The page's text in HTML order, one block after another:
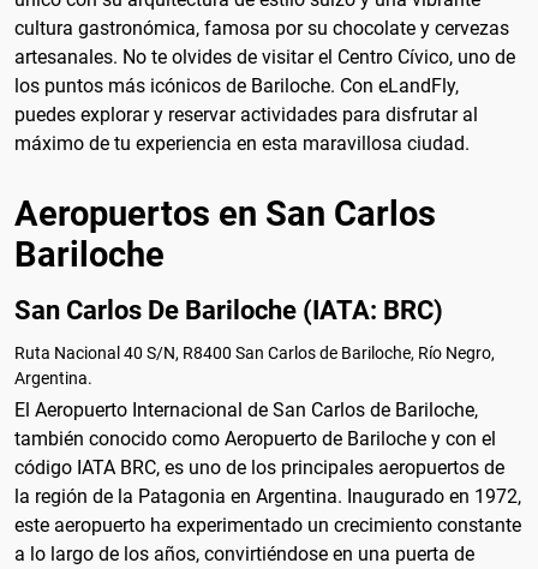
cultura gastronómica, famosa por su chocolate y cervezas
artesanales. No te olvides de visitar el Centro Cívico, uno de
los puntos más icónicos de Bariloche. Con eLandFly,
puedes explorar y reservar actividades para disfrutar al
máximo de tu experiencia en esta maravillosa ciudad.
Aeropuertos en San Carlos
Bariloche
San Carlos De Bariloche (IATA: BRC)
Ruta Nacional 40 S/N, R8400 San Carlos de Bariloche, Río Negro,
Argentina.
El Aeropuerto Internacional de San Carlos de Bariloche,
también conocido como Aeropuerto de Bariloche y con el
código IATA BRC, es uno de los principales aeropuertos de
la región de la Patagonia en Argentina. Inaugurado en 1972,
este aeropuerto ha experimentado un crecimiento constante
a lo largo de los años, convirtiéndose en una puerta de